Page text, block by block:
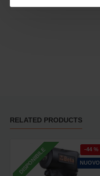
RELATED PRODUCTS
NUOVO
DISPONIBILE -44 %